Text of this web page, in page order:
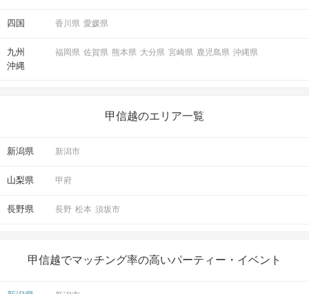
四国 香川県 愛媛県
九州
沖縄
福岡県 佐賀県 熊本県 大分県 宮崎県 鹿児島県 沖縄県
甲信越のエリア一覧
新潟県 新潟市
山梨県 甲府
長野県 長野 松本 須坂市
甲信越でマッチング率の高いパーティー・イベント